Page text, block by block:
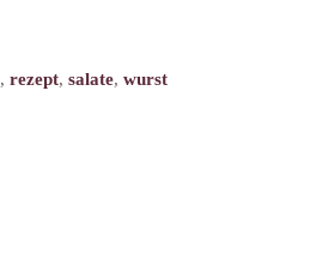
, rezept, salate, wurst